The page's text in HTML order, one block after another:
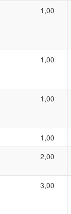
1,00
1,00
1,00
1,00
2,00
3,00